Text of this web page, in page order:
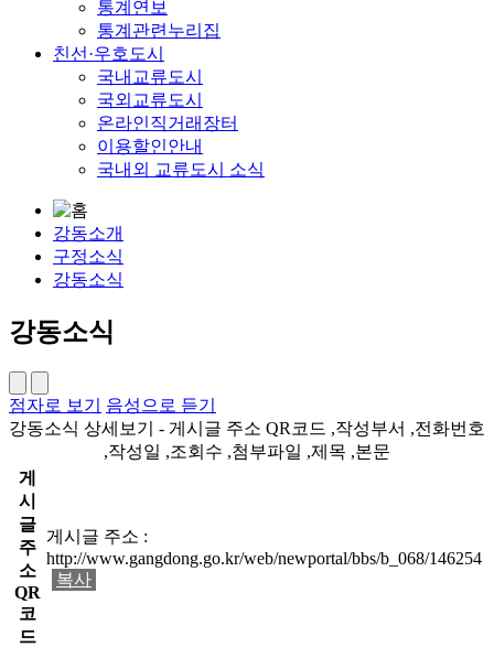
통계연보
통계관련누리집
친선·우호도시
국내교류도시
국외교류도시
온라인직거래장터
이용할인안내
국내외 교류도시 소식
강동소개
구정소식
강동소식
강동소식
점자로 보기
음성으로 듣기
강동소식 상세보기 - 게시글 주소 QR코드 ,작성부서 ,전화번호
,작성일 ,조회수 ,첨부파일 ,제목 ,본문
게
시
글
주
소
QR
코
드
게시글 주소 :
http://www.gangdong.go.kr/web/newportal/bbs/b_068/146254
복사